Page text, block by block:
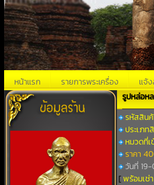
หน้าแรก รายการพระเครื่อง แจ้
รูปหล่อห
รหัสสินค้
ประเภท
หมวดที่เ
ราคา
วันที่
[พร้อมเช่า